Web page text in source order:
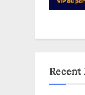
Recent